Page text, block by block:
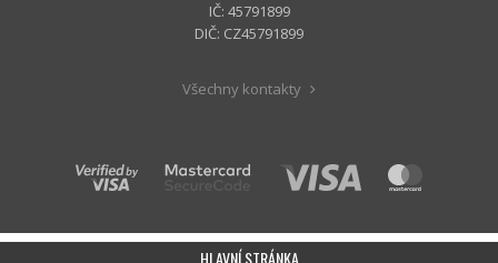
IČ: 45791899
DIČ: CZ45791899
Všechny kontakty
HLAVNÍ STRÁNKA